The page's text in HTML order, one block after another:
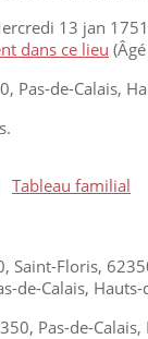
13 jan
Pas-de-Calais,
Tableau familial
Saint-Floris,
de-Calais, Hauts-
Pas-de-